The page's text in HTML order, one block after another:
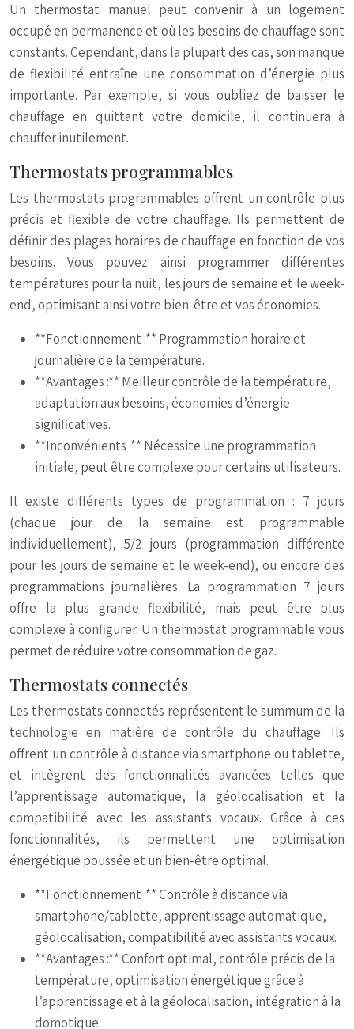
Un thermostat manuel peut convenir à un logement
occupé en permanence et où les besoins de chauffage sont
constants. Cependant, dans la plupart des cas, son manque
de flexibilité entraîne une consommation d’énergie plus
importante. Par exemple, si vous oubliez de baisser le
chauffage en quittant votre domicile, il continuera à
chauffer inutilement.
Thermostats programmables
Les thermostats programmables offrent un contrôle plus
précis et flexible de votre chauffage. Ils permettent de
définir des plages horaires de chauffage en fonction de vos
besoins. Vous pouvez ainsi programmer différentes
températures pour la nuit, les jours de semaine et le week-
end, optimisant ainsi votre bien-être et vos économies.
**Fonctionnement :** Programmation horaire et
journalière de la température.
**Avantages :** Meilleur contrôle de la température,
adaptation aux besoins, économies d’énergie
significatives.
**Inconvénients :** Nécessite une programmation
initiale, peut être complexe pour certains utilisateurs.
Il existe différents types de programmation : 7 jours
(chaque jour de la semaine est programmable
individuellement), 5/2 jours (programmation différente
pour les jours de semaine et le week-end), ou encore des
programmations journalières. La programmation 7 jours
offre la plus grande flexibilité, mais peut être plus
complexe à configurer. Un thermostat programmable vous
permet de réduire votre consommation de gaz.
Thermostats connectés
Les thermostats connectés représentent le summum de la
technologie en matière de contrôle du chauffage. Ils
offrent un contrôle à distance via smartphone ou tablette,
et intègrent des fonctionnalités avancées telles que
l’apprentissage automatique, la géolocalisation et la
compatibilité avec les assistants vocaux. Grâce à ces
fonctionnalités, ils permettent une optimisation
énergétique poussée et un bien-être optimal.
**Fonctionnement :** Contrôle à distance via
smartphone/tablette, apprentissage automatique,
géolocalisation, compatibilité avec assistants vocaux.
**Avantages :** Confort optimal, contrôle précis de la
température, optimisation énergétique grâce à
l’apprentissage et à la géolocalisation, intégration à la
domotique.